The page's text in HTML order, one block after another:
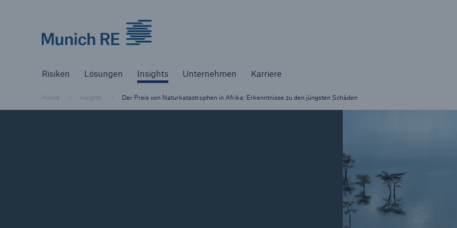
Risiken Lösungen Insights Unternehmen Karriere
Home Insights Der Preis von Naturkatastrophen in Afrika: Erkenntnisse zu den jüngsten Schäden
Risiken Lösungen
Bewältigen Sie Ihre Risiken mit unseren
Lösungen
Maßgeschneiderte Lösungen für Ihre
Branche